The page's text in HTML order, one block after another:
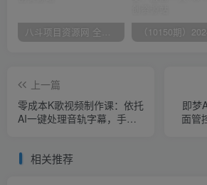
八斗项目资源网 全网正品VIP课程 无损下载~
上一篇
零成本K歌视频制作课：依托
AI一键处理音轨字幕，手把
即梦
面管
相关推荐